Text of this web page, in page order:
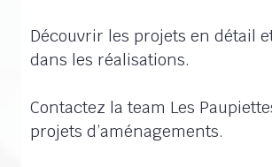
Découvrir les projets en détail
dans les réalisations.
Contactez la team Les
projets d’aménagements.